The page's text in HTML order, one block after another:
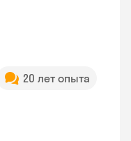
20 лет опыта